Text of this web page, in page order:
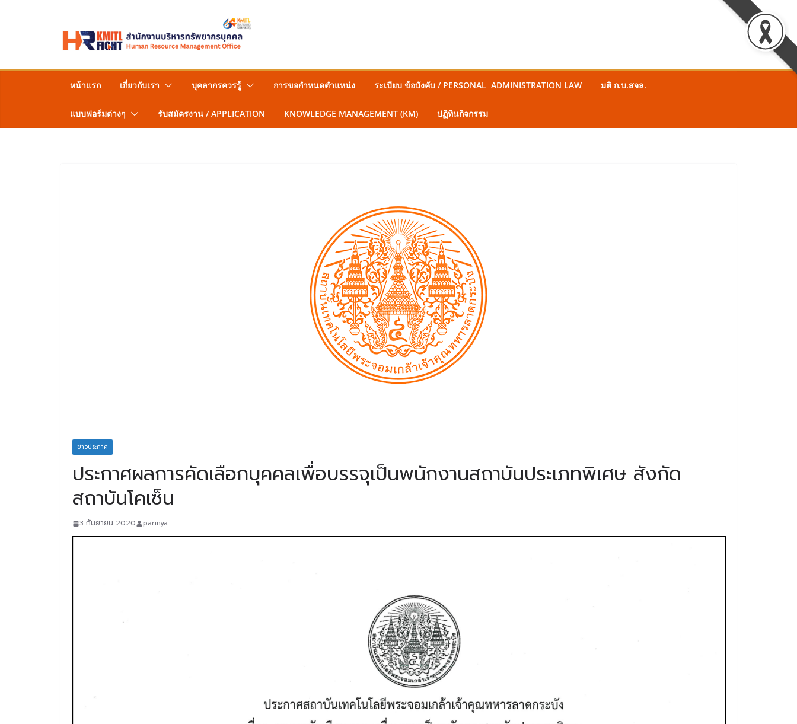
หน้าแรก เกี่ยวกับเรา บุคลากรควรรู้ การขอกำหนดตำแหน่ง ระเบียบ ข้อบังคับ / PERSONAL ADMINISTRATION LAW มติ ก.บ.สจล.
แบบฟอร์มต่างๆ รับสมัครงาน / APPLICATION KNOWLEDGE MANAGEMENT (KM) ปฏิทินกิจกรรม
ข่าวประกาศ
ประกาศผลการคัดเลือกบุคคลเพื่อบรรจุเป็นพนักงานสถาบันประเภทพิเศษ สังกัด
สถาบันโคเซ็น
3 กันยายน 2020 parinya